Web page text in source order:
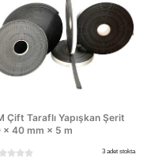
Çift Taraflı Yapışkan Şerit
× 40 mm × 5 m
3 adet stokta